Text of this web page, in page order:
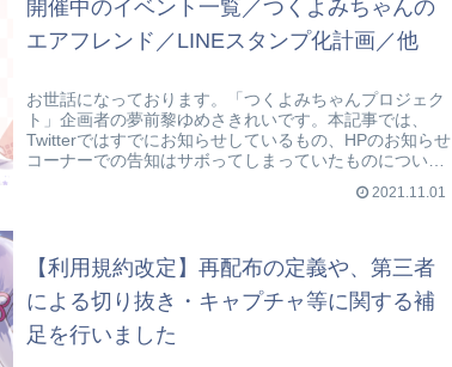
開催中のイベント一覧／つくよみちゃんの
エアフレンド／LINEスタンプ化計画／他
お世話になっております。「つくよみちゃんプロジェク
ト」企画者の夢前黎ゆめさきれいです。本記事では、
Twitterではすでにお知らせしているもの、HPのお知らせ
コーナーでの告知はサボってしまっていたものについ
2021.11.01
【利用規約改定】再配布の定義や、第三者
による切り抜き・キャプチャ等に関する補
足を行いました